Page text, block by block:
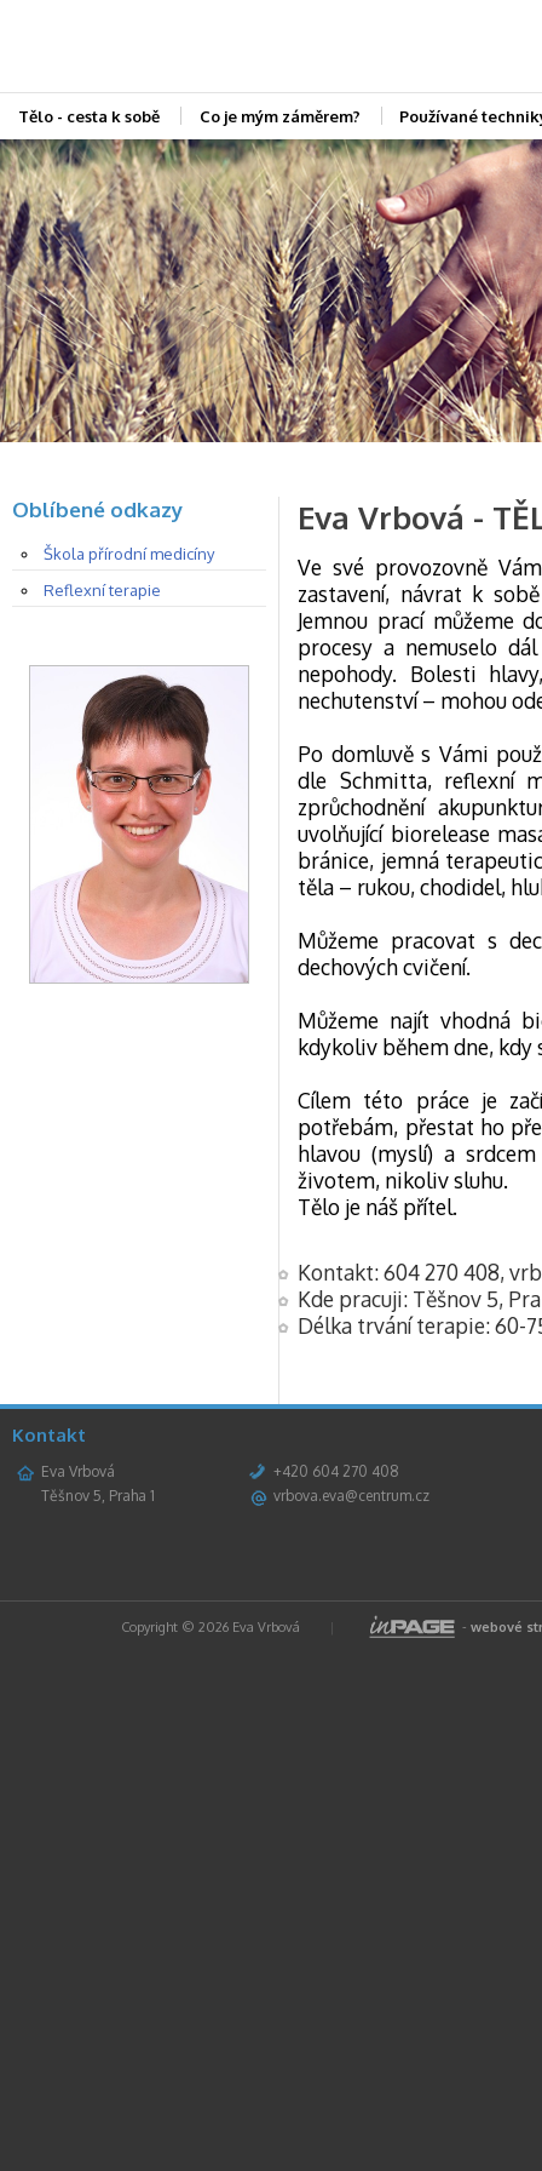
Tělo - cesta k sobě Co je mým záměrem? Používané
Eva Vrbová -
Ve své provozovně
zastavení, návrat k
Jemnou prací můžeme
procesy a nemuselo
nepohody. Bolesti
nechutenství – mohou
Po domluvě s Vámi
dle Schmitta, reflexní
zprůchodnění
uvolňující biorelease
bránice, jemná
těla – rukou, chodidel,
Můžeme pracovat s
dechových cvičení.
Můžeme najít vhodná
kdykoliv během dne, kdy
Cílem této práce je
potřebám, přestat ho
hlavou (myslí) a
životem, nikoliv sluhu.
Tělo je náš přítel.
Kontakt: 604 270 408,
Kde pracuji: Těšnov 5,
Délka trvání terapie: 60-
Oblíbené odkazy
Škola přírodní medicíny
Reflexní terapie
Kontakt
Eva Vrbová
Těšnov 5, Praha 1
+420 604 270 408
vrbova.eva@centrum.cz
Copyright © 2026 Eva Vrbová | - webové